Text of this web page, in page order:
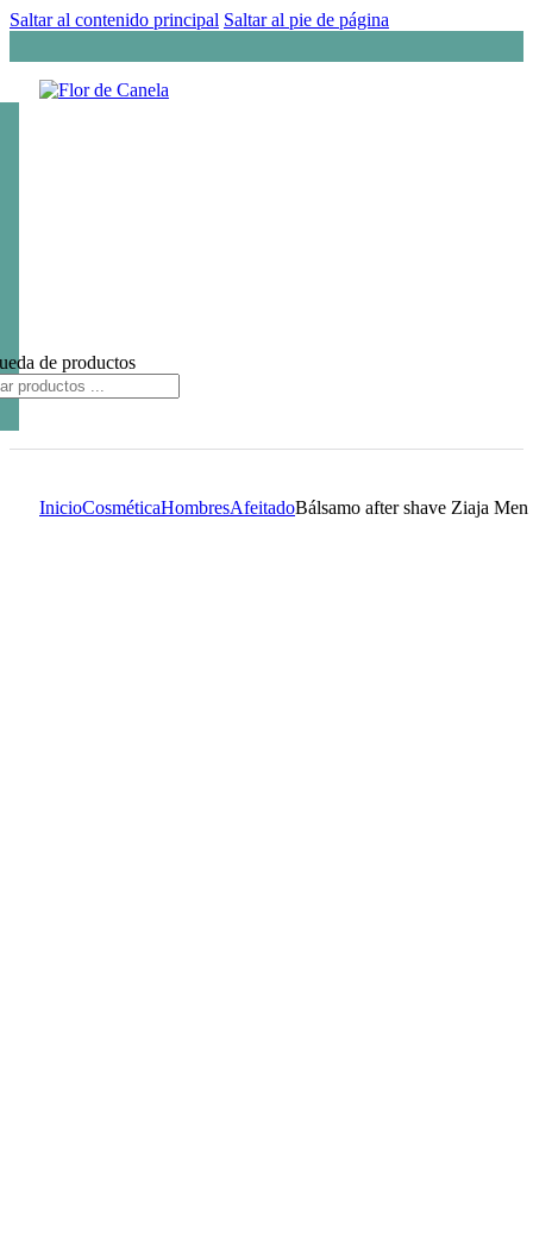
Saltar al contenido principal Saltar al pie de página
de productos
InicioCosméticaHombresAfeitadoBálsamo after shave Ziaja Men